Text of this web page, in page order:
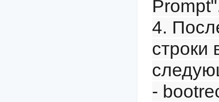
4.
строки
-